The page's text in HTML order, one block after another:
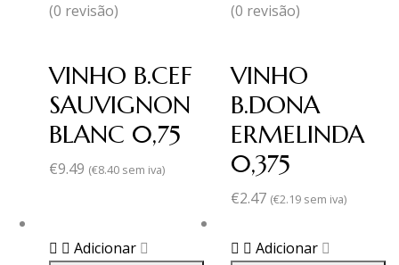
(0 revisão)
VINHO B.CEF
SAUVIGNON
BLANC 0,75
€9.49 (€8.40 sem iva)
(0 revisão)
VINHO
B.DONA
ERMELINDA
0,375
€2.47 (€2.19 sem iva)
Adicionar
Adicionar